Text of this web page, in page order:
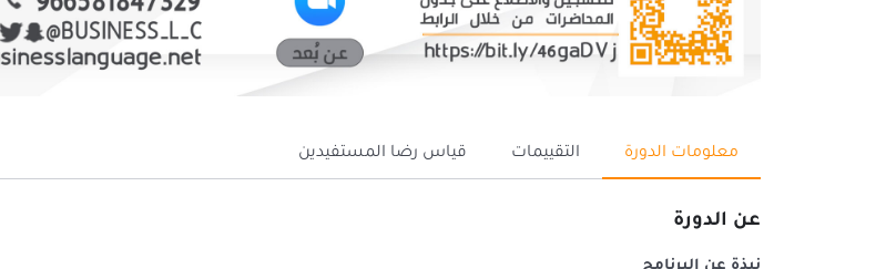
معلومات الدورة التقييمات قياس رضا المستفيدين
عن الدورة